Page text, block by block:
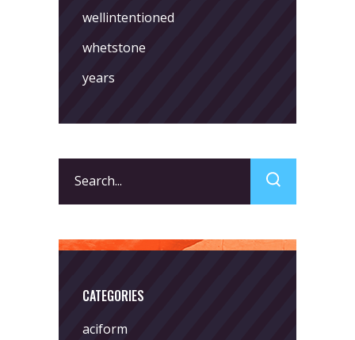
wellintentioned
whetstone
years
for:
CATEGORIES
aciform